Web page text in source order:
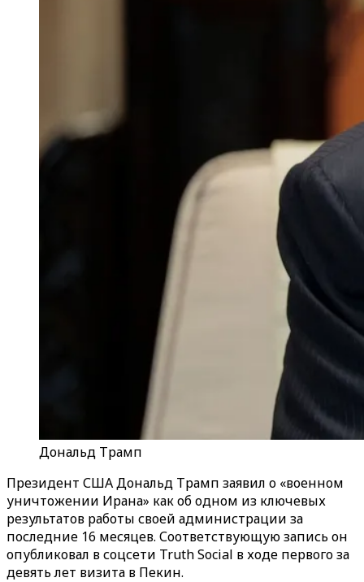
Дональд Трамп
Президент США Дональд Трамп заявил о «военном
уничтожении Ирана» как об одном из ключевых
результатов работы своей администрации за
последние 16 месяцев. Соответствующую запись он
опубликовал в соцсети Truth Social в ходе первого за
девять лет визита в Пекин.